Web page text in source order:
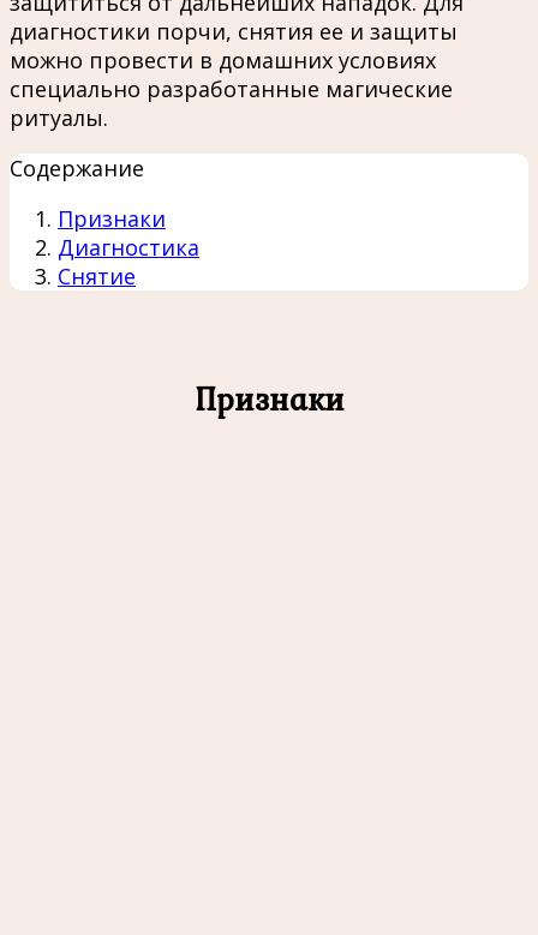
диагностики порчи, снятия ее и защиты
можно провести в домашних условиях
специально разработанные магические
ритуалы.
Содержание
Признаки
Диагностика
Снятие
Признаки